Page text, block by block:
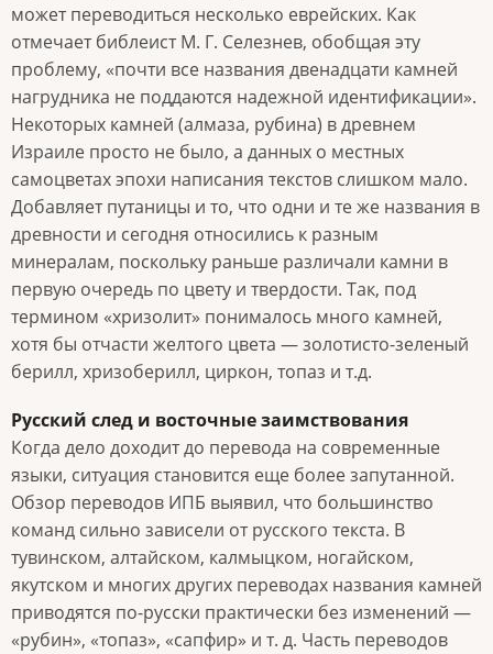
может переводиться несколько еврейских. Как
отмечает библеист М. Г. Селезнев, обобщая эту
проблему, «почти все названия двенадцати камней
нагрудника не поддаются надежной идентификации».
Некоторых камней (алмаза, рубина) в древнем
Израиле просто не было, а данных о местных
самоцветах эпохи написания текстов слишком мало.
Добавляет путаницы и то, что одни и те же названия в
древности и сегодня относились к разным
минералам, поскольку раньше различали камни в
первую очередь по цвету и твердости. Так, под
термином «хризолит» понималось много камней,
хотя бы отчасти желтого цвета — золотисто-зеленый
берилл, хризоберилл, циркон, топаз и т.д.
Русский след и восточные заимствования
Когда дело доходит до перевода на современные
языки, ситуация становится еще более запутанной.
Обзор переводов ИПБ выявил, что большинство
команд сильно зависели от русского текста. В
тувинском, алтайском, калмыцком, ногайском,
якутском и многих других переводах названия камней
приводятся по-русски практически без изменений —
«рубин», «топаз», «сапфир» и т. д. Часть переводов